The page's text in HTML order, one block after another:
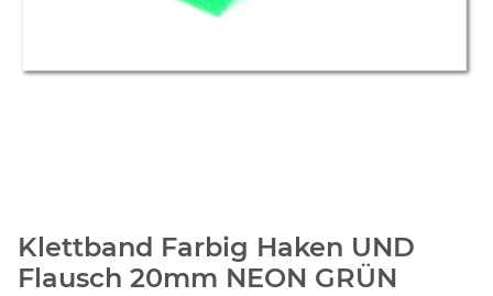
Klettband Farbig Haken UND
Flausch 20mm NEON GRÜN